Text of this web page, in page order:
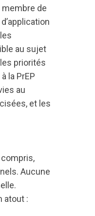
membre de
au sujet
priorités
la PrEP
au
et les
compris,
Aucune
atout :